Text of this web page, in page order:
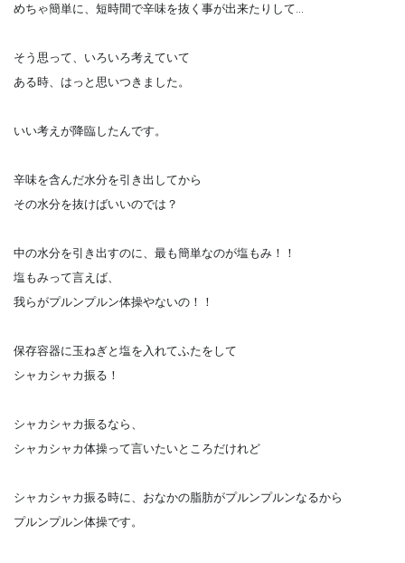
めちゃ簡単に、短時間で辛味を抜く事が出来たりして…
そう思って、いろいろ考えていて
ある時、はっと思いつきました。
いい考えが降臨したんです。
辛味を含んだ水分を引き出してから
その水分を抜けばいいのでは？
中の水分を引き出すのに、最も簡単なのが塩もみ！！
塩もみって言えば、
我らがプルンプルン体操やないの！！
保存容器に玉ねぎと塩を入れてふたをして
シャカシャカ振る！
シャカシャカ振るなら、
シャカシャカ体操って言いたいところだけれど
シャカシャカ振る時に、おなかの脂肪がプルンプルンなるから
プルンプルン体操です。